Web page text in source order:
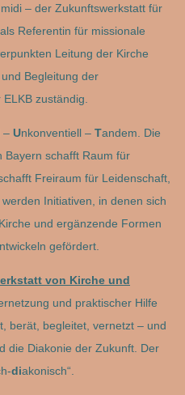
– der Zukunftswerkstatt für
Referentin für missionale
Leitung der Kirche
Begleitung der
zuständig.
– Unkonventiell – Tandem. Die
Bayern schafft Raum für
Freiraum für Leidenschaft,
Initiativen, in denen sich
und ergänzende Formen
gefördert.
von Kirche und
und praktischer Hilfe
berät, begleitet, vernetzt – und
die Diakonie der Zukunft. Der
diakonisch“.